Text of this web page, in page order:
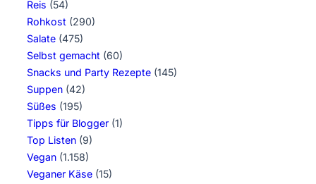
Reis (54)
Rohkost (290)
Salate (475)
Selbst gemacht (60)
Snacks und Party Rezepte (145)
Suppen (42)
Süßes (195)
Tipps für Blogger (1)
Top Listen (9)
Vegan (1.158)
Veganer Käse (15)